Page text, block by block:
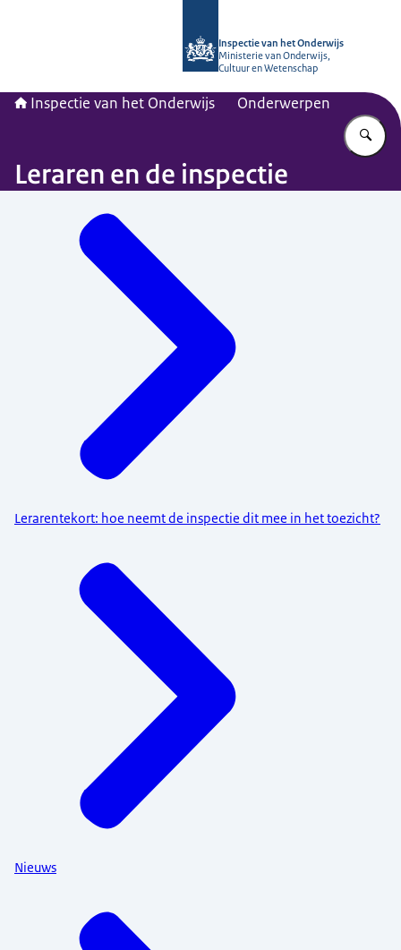
Inspectie van het Onderwijs
Ministerie van Onderwijs,
Cultuur en Wetenschap
Inspectie van het Onderwijs Onderwerpen
Leraren en de inspectie
Lerarentekort: hoe neemt de inspectie dit mee in het toezicht?
Nieuws